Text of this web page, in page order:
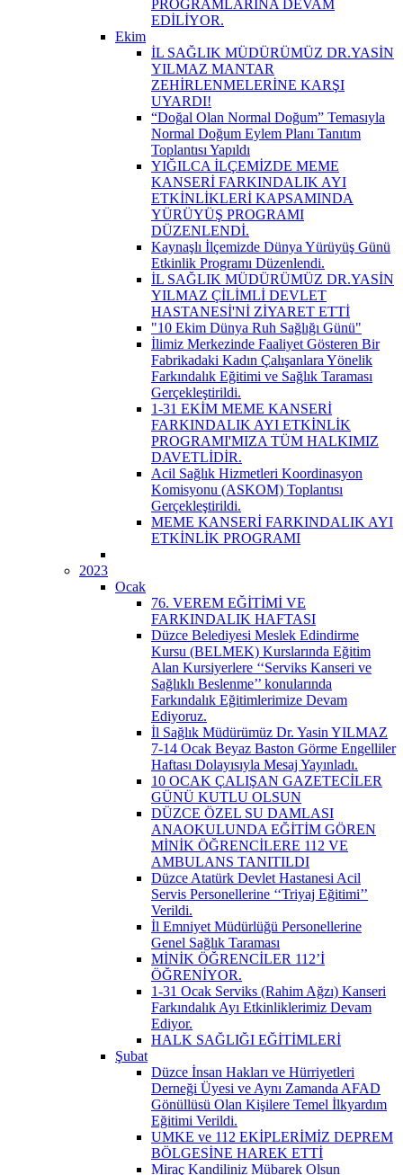
PROGRAMLARINA DEVAM
EDİLİYOR.
Ekim
İL SAĞLIK MÜDÜRÜMÜZ DR.YASİN
YILMAZ MANTAR
ZEHİRLENMELERİNE KARŞI
UYARDI!
“Doğal Olan Normal Doğum” Temasıyla
Normal Doğum Eylem Planı Tanıtım
Toplantısı Yapıldı
YIĞILCA İLÇEMİZDE MEME
KANSERİ FARKINDALIK AYI
ETKİNLİKLERİ KAPSAMINDA
YÜRÜYÜŞ PROGRAMI
DÜZENLENDİ.
Kaynaşlı İlçemizde Dünya Yürüyüş Günü
Etkinlik Programı Düzenlendi.
İL SAĞLIK MÜDÜRÜMÜZ DR.YASİN
YILMAZ ÇİLİMLİ DEVLET
HASTANESİ'Nİ ZİYARET ETTİ
"10 Ekim Dünya Ruh Sağlığı Günü"
İlimiz Merkezinde Faaliyet Gösteren Bir
Fabrikadaki Kadın Çalışanlara Yönelik
Farkındalık Eğitimi ve Sağlık Taraması
Gerçekleştirildi.
1-31 EKİM MEME KANSERİ
FARKINDALIK AYI ETKİNLİK
PROGRAMI'MIZA TÜM HALKIMIZ
DAVETLİDİR.
Acil Sağlık Hizmetleri Koordinasyon
Komisyonu (ASKOM) Toplantısı
Gerçekleştirildi.
MEME KANSERİ FARKINDALIK AYI
ETKİNLİK PROGRAMI
2023
Ocak
76. VEREM EĞİTİMİ VE
FARKINDALIK HAFTASI
Düzce Belediyesi Meslek Edindirme
Kursu (BELMEK) Kurslarında Eğitim
Alan Kursiyerlere ‘‘Serviks Kanseri ve
Sağlıklı Beslenme’’ konularında
Farkındalık Eğitimlerimize Devam
Ediyoruz.
İl Sağlık Müdürümüz Dr. Yasin YILMAZ
7-14 Ocak Beyaz Baston Görme Engelliler
Haftası Dolayısıyla Mesaj Yayınladı.
10 OCAK ÇALIŞAN GAZETECİLER
GÜNÜ KUTLU OLSUN
DÜZCE ÖZEL SU DAMLASI
ANAOKULUNDA EĞİTİM GÖREN
MİNİK ÖĞRENCİLERE 112 VE
AMBULANS TANITILDI
Düzce Atatürk Devlet Hastanesi Acil
Servis Personellerine ‘‘Triyaj Eğitimi’’
Verildi.
İl Emniyet Müdürlüğü Personellerine
Genel Sağlık Taraması
MİNİK ÖĞRENCİLER 112’İ
ÖĞRENİYOR.
1-31 Ocak Serviks (Rahim Ağzı) Kanseri
Farkındalık Ayı Etkinliklerimiz Devam
Ediyor.
HALK SAĞLIĞI EĞİTİMLERİ
Şubat
Düzce İnsan Hakları ve Hürriyetleri
Derneği Üyesi ve Aynı Zamanda AFAD
Gönüllüsü Olan Kişilere Temel İlkyardım
Eğitimi Verildi.
UMKE ve 112 EKİPLERİMİZ DEPREM
BÖLGESİNE HAREK ETTİ
Miraç Kandiliniz Mübarek Olsun